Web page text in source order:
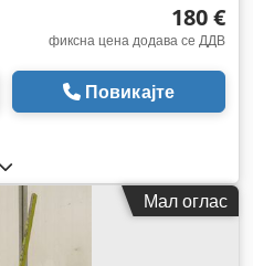
180 €
фиксна цена додава се ДДВ
Повикајте
Мал оглас